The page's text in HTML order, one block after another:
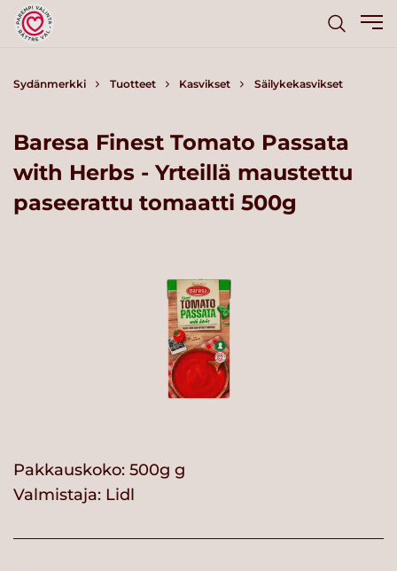
Sydänmerkki Tuotteet Kasvikset Säilykekasvikset
Baresa Finest Tomato Passata
with Herbs - Yrteillä maustettu
paseerattu tomaatti 500g
Pakkauskoko: 500g g
Valmistaja: Lidl